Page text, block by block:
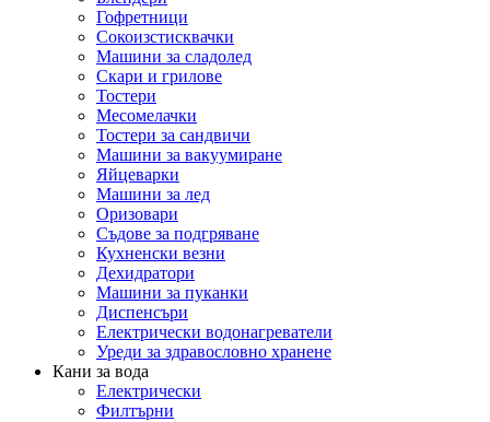
Гофретници
Сокоизстисквачки
Машини за сладолед
Скари и грилове
Тостери
Месомелачки
Тостери за сандвичи
Машини за вакуумиране
Яйцеварки
Машини за лед
Оризовари
Съдове за подгряване
Кухненски везни
Дехидратори
Машини за пуканки
Диспенсъри
Електрически водонагреватели
Уреди за здравословно хранене
Кани за вода
Електрически
Филтърни